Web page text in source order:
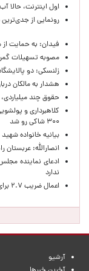
اول اینترنت، حالا
رونمایی از
فیدان: به حمایت از
مصوبه تسهیلات
زلنسکی: دو
هشدار به مالکان
حقوق چند
کلاهبرداری و
۳۰۰ شاکی رو شد
بیانیه خانواده
انصارالله:
ادعای نماینده
ندارد
اعمال ضریب ۲.۷ برای اینترنت بین‌الملل صحت ندارد
آرشیو